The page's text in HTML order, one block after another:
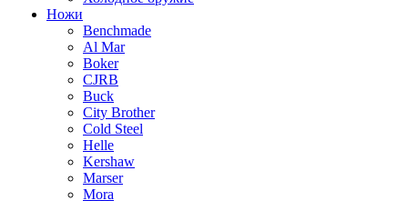
Ножи
Benchmade
Al Mar
Boker
CJRB
Buck
City Brother
Cold Steel
Helle
Kershaw
Marser
Mora